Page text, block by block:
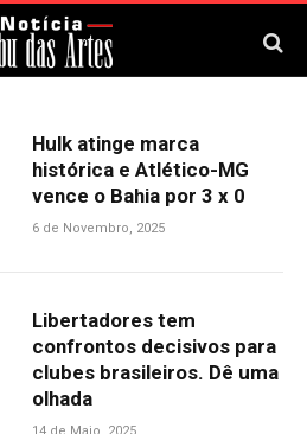
Hulk atinge marca
histórica e Atlético-MG
vence o Bahia por 3 x 0
6 de Novembro, 2025
Libertadores tem
confrontos decisivos para
clubes brasileiros. Dê uma
olhada